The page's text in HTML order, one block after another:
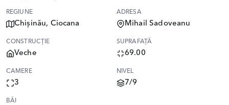
REGIUNE
Chișinău, Ciocana
ADRESA
Mihail Sadoveanu
CONSTRUCȚIE
Veche
SUPRAFAȚĂ
69.00
CAMERE
3
NIVEL
7/9
BĂI